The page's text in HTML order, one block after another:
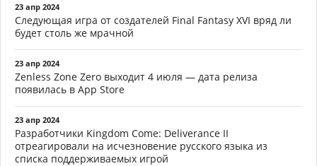
23 апр 2024
Следующая игра от создателей Final Fantasy XVI вряд ли
будет столь же мрачной
23 апр 2024
Zenless Zone Zero выходит 4 июля — дата релиза
появилась в App Store
23 апр 2024
Разработчики Kingdom Come: Deliverance II
отреагировали на исчезновение русского языка из
списка поддерживаемых игрой